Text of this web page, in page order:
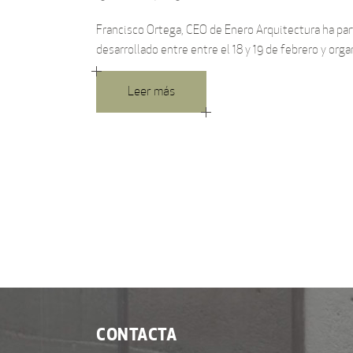
Francisco Ortega, CEO de Enero Arquitectura ha
desarrollado entre entre el 18 y 19 de febrero y
Leer más
CONTACTA